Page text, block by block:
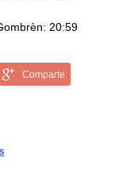
20:59
Comparte